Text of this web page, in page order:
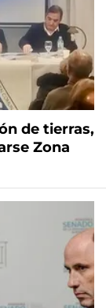
de tierras,
Zona